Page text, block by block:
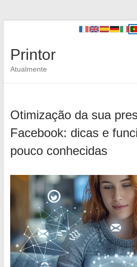
Printor
Atualmente
Otimização da sua
Facebook: dicas e
pouco conhecidas